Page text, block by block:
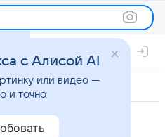
с Алисой AI
или видео —
и точно